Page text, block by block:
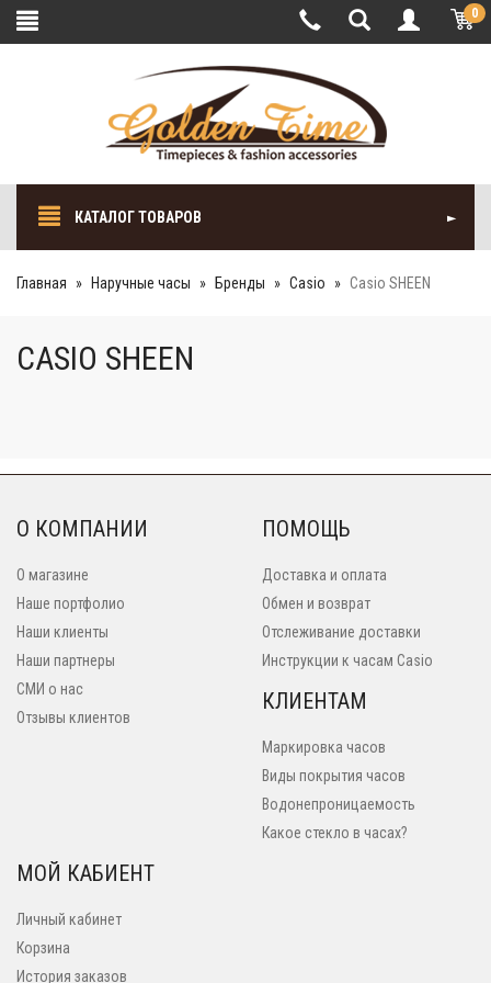
0
КАТАЛОГ ТОВАРОВ
Главная Наручные часы Бренды Casio Casio SHEEN
CASIO SHEEN
О КОМПАНИИ
О магазине
Наше портфолио
Наши клиенты
Наши партнеры
СМИ о нас
Отзывы клиентов
ПОМОЩЬ
Доставка и оплата
Обмен и возврат
Отслеживание доставки
Инструкции к часам Casio
КЛИЕНТАМ
Маркировка часов
Виды покрытия часов
Водонепроницаемость
Какое стекло в часах?
МОЙ КАБИЕНТ
Личный кабинет
Корзина
История заказов